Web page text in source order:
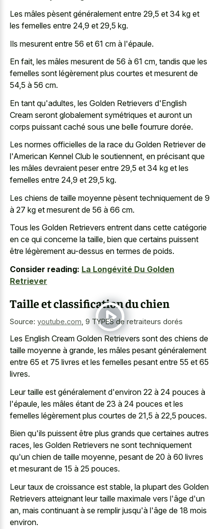
Les mâles pèsent généralement entre 29,5 et 34 kg et
les femelles entre 24,9 et 29,5 kg.
Ils mesurent entre 56 et 61 cm à l'épaule.
En fait, les mâles mesurent de 56 à 61 cm, tandis que les
femelles sont légèrement plus courtes et mesurent de
54,5 à 56 cm.
En tant qu'adultes, les Golden Retrievers d'English
Cream seront globalement symétriques et auront un
corps puissant caché sous une belle fourrure dorée.
Les normes officielles de la race du Golden Retriever de
l'American Kennel Club le soutiennent, en précisant que
les mâles devraient peser entre 29,5 et 34 kg et les
femelles entre 24,9 et 29,5 kg.
Les chiens de taille moyenne pèsent techniquement de 9
à 27 kg et mesurent de 56 à 66 cm.
Tous les Golden Retrievers entrent dans cette catégorie
en ce qui concerne la taille, bien que certains puissent
être légèrement au-dessus en termes de poids.
Consider reading: La Longévité Du Golden
Retriever
Taille et classification du chien
Source: youtube.com 9 TYPES de retraiteurs dorés
Les English Cream Golden Retrievers sont des chiens de
taille moyenne à grande, les mâles pesant généralement
entre 65 et 75 livres et les femelles pesant entre 55 et 65
livres.
Leur taille est généralement d'environ 22 à 24 pouces à
l'épaule, les mâles étant de 23 à 24 pouces et les
femelles légèrement plus courtes de 21,5 à 22,5 pouces.
Bien qu'ils puissent être plus grands que certaines autres
races, les Golden Retrievers ne sont techniquement
qu'un chien de taille moyenne, pesant de 20 à 60 livres
et mesurant de 15 à 25 pouces.
Leur taux de croissance est stable, la plupart des Golden
Retrievers atteignant leur taille maximale vers l'âge d'un
an, mais continuant à se remplir jusqu'à l'âge de 18 mois
environ.